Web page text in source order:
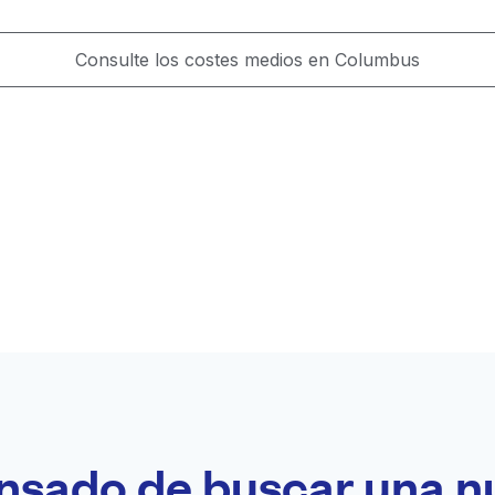
Consulte los costes medios en Columbus